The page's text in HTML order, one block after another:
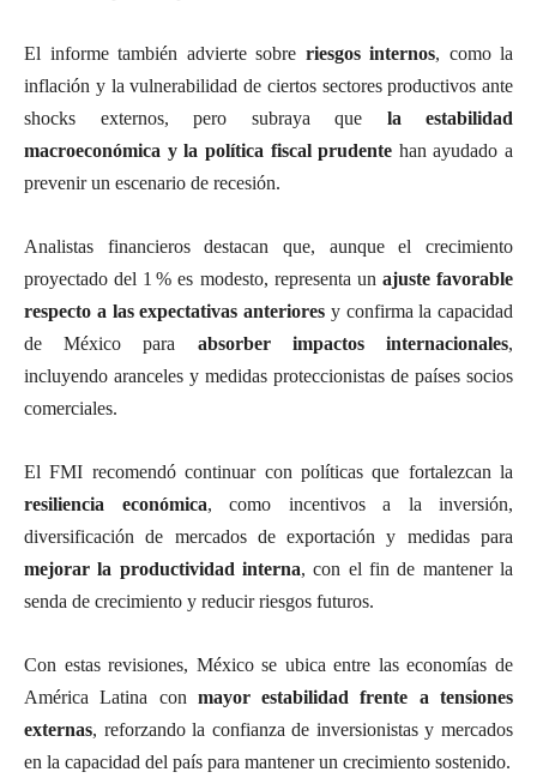
El informe también advierte sobre riesgos internos, como la
inflación y la vulnerabilidad de ciertos sectores productivos ante
shocks externos, pero subraya que la estabilidad
macroeconómica y la política fiscal prudente han ayudado a
prevenir un escenario de recesión.
Analistas financieros destacan que, aunque el crecimiento
proyectado del 1 % es modesto, representa un ajuste favorable
respecto a las expectativas anteriores y confirma la capacidad
de México para absorber impactos internacionales,
incluyendo aranceles y medidas proteccionistas de países socios
comerciales.
El FMI recomendó continuar con políticas que fortalezcan la
resiliencia económica, como incentivos a la inversión,
diversificación de mercados de exportación y medidas para
mejorar la productividad interna, con el fin de mantener la
senda de crecimiento y reducir riesgos futuros.
Con estas revisiones, México se ubica entre las economías de
América Latina con mayor estabilidad frente a tensiones
externas, reforzando la confianza de inversionistas y mercados
en la capacidad del país para mantener un crecimiento sostenido.